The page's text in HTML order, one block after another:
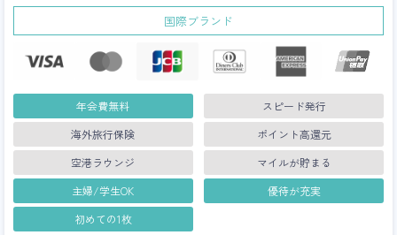
ゴールドデビットカードの特典
一般デビットカードの特典
プラチナデビットカードの特典
法人用デビットカード
このサイトについて
国際ブランド
年会費無料
スピード発行
海外旅行保険
ポイント高還元
空港ラウンジ
マイルが貯まる
主婦/学生OK
優待が充実
初めての1枚